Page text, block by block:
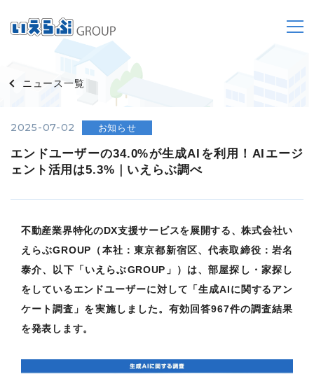
ニュース一覧
2025-07-02 お知らせ
エンドユーザーの34.0%が生成AIを利用！AIエージ
ェント活用は5.3%｜いえらぶ調べ
不動産業界特化のDX支援サービスを展開する、株式会社い
えらぶGROUP（本社：東京都新宿区、代表取締役：岩名
泰介、以下「いえらぶGROUP」）は、部屋探し・家探し
をしているエンドユーザーに対して「生成AIに関するアン
ケート調査」を実施しました。有効回答967件の調査結果
を発表します。